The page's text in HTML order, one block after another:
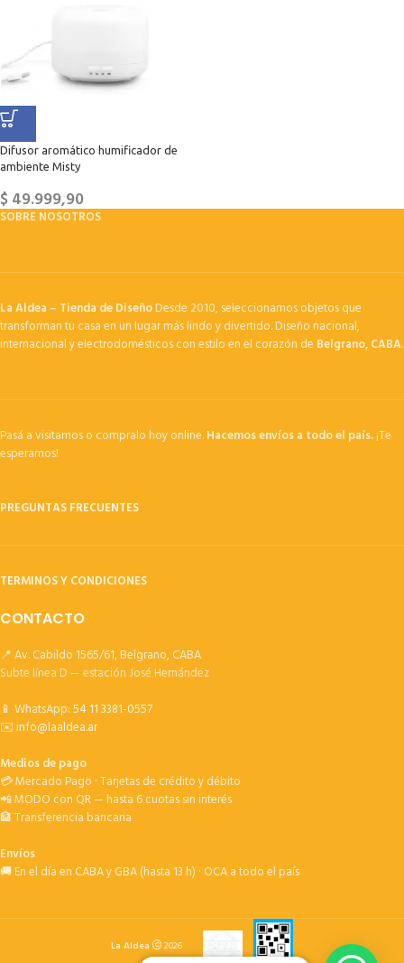
Difusor aromático humificador de
ambiente Misty
$49.999,90
SOBRE NOSOTROS
La Aldea – Tienda de DiseñoDesde 2010, seleccionamos objetos que
transforman tu casa en un lugar más lindo y divertido. Diseño nacional,
internacional y electrodomésticos con estilo en el corazón de Belgrano, CABA.
Pasá a visitarnos o compralo hoy online.Hacemos envíos a todo el país.¡Te
esperamos!
PREGUNTAS FRECUENTES
TERMINOS Y CONDICIONES
CONTACTO
📍 Av. Cabildo 1565/61, Belgrano, CABA
Subte línea D — estación José Hernández
📱 WhatsApp:54 11 3381-0557
✉️info@laaldea.ar
Medios de pago
💳 Mercado Pago · Tarjetas de crédito y débito
📲 MODO con QR — hasta 6 cuotas sin interés
🏦 Transferencia bancaria
Envíos
🚚 En el día en CABA y GBA (hasta 13 h) · OCA a todo el país
La Aldea 2026